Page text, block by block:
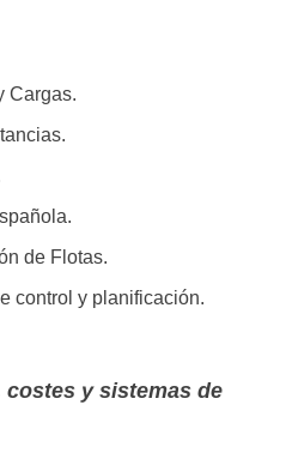
Cargas.
de Flotas.
control y planificación.
costes y sistemas de